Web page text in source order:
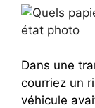
Dans une
courriez un
véhicule